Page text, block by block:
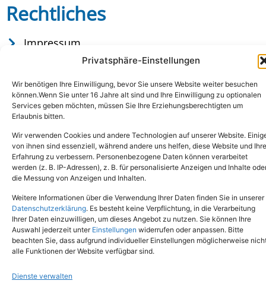
Privatsphäre-Einstellungen
Wir benötigen Ihre Einwilligung, bevor Sie unsere Website weiter besuchen
können.Wenn Sie unter 16 Jahre alt sind und Ihre Einwilligung zu optionalen
Services geben möchten, müssen Sie Ihre Erziehungsberechtigten um
Erlaubnis bitten.
Wir verwenden Cookies und andere Technologien auf unserer Website.
von ihnen sind essenziell, während andere uns helfen, diese Website und Ihre
Erfahrung zu verbessern. Personenbezogene Daten können verarbeitet
werden (z. B. IP-Adressen), z. B. für personalisierte Anzeigen und Inhalte
die Messung von Anzeigen und Inhalten.
Weitere Informationen über die Verwendung Ihrer Daten finden Sie in unserer
Datenschutzerklärung. Es besteht keine Verpflichtung, in die Verarbeitung
Ihrer Daten einzuwilligen, um dieses Angebot zu nutzen. Sie können Ihre
Auswahl jederzeit unter Einstellungen widerrufen oder anpassen. Bitte
beachten Sie, dass aufgrund individueller Einstellungen möglicherweise
alle Funktionen der Website verfügbar sind.
Dienste verwalten
Rechtliches
Impressum
Datenschutz
Copyright © 2024. Alle Rechte vorbehalten.
Tel.: (02651) - 77438info@tierheim-mayen.de
In der Pluns 1, 56727 Mayen